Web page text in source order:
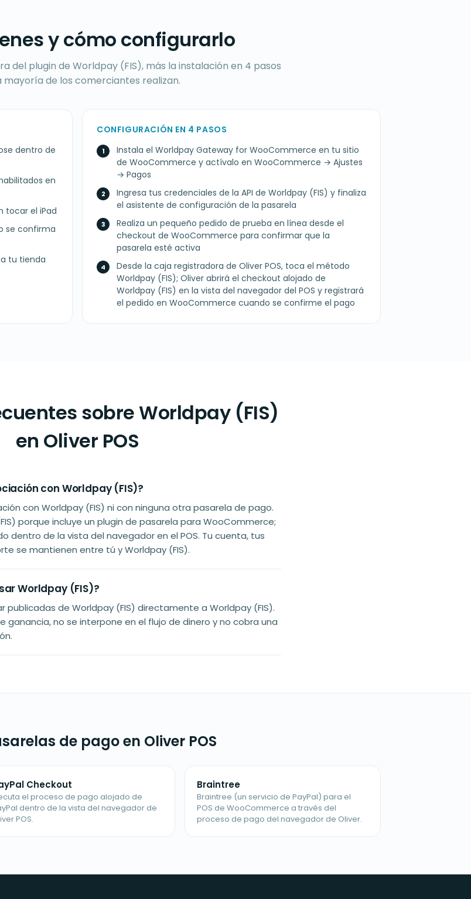
y cómo configurarlo
del plugin de Worldpay (FIS), más la instalación en 4 pasos
mayoría de los comerciantes realizan.
dentro de
en
tocar el iPad
se confirma
tu tienda
CONFIGURACIÓN EN 4 PASOS
Instala el Worldpay Gateway for WooCommerce en tu sitio
de WooCommerce y actívalo en WooCommerce → Ajustes
→ Pagos
Ingresa tus credenciales de la API de Worldpay (FIS) y finaliza
el asistente de configuración de la pasarela
Realiza un pequeño pedido de prueba en línea desde el
checkout de WooCommerce para confirmar que la
pasarela esté activa
Desde la caja registradora de Oliver POS, toca el método
Worldpay (FIS); Oliver abrirá el checkout alojado de
Worldpay (FIS) en la vista del navegador del POS y registrará
el pedido en WooCommerce cuando se confirme el pago
sobre Worldpay (FIS)
en Oliver POS
con Worldpay (FIS)?
con Worldpay (FIS) ni con ninguna otra pasarela de pago.
porque incluye un plugin de pasarela para WooCommerce;
dentro de la vista del navegador en el POS. Tu cuenta, tus
se mantienen entre tú y Worldpay (FIS).
Worldpay (FIS)?
publicadas de Worldpay (FIS) directamente a Worldpay (FIS).
ganancia, no se interpone en el flujo de dinero y no cobra una
de pago en Oliver POS
Checkout
el proceso de pago alojado de
dentro de la vista del navegador de
POS.
Braintree
Braintree (un servicio de PayPal) para el
POS de WooCommerce a través del
proceso de pago del navegador de Oliver.